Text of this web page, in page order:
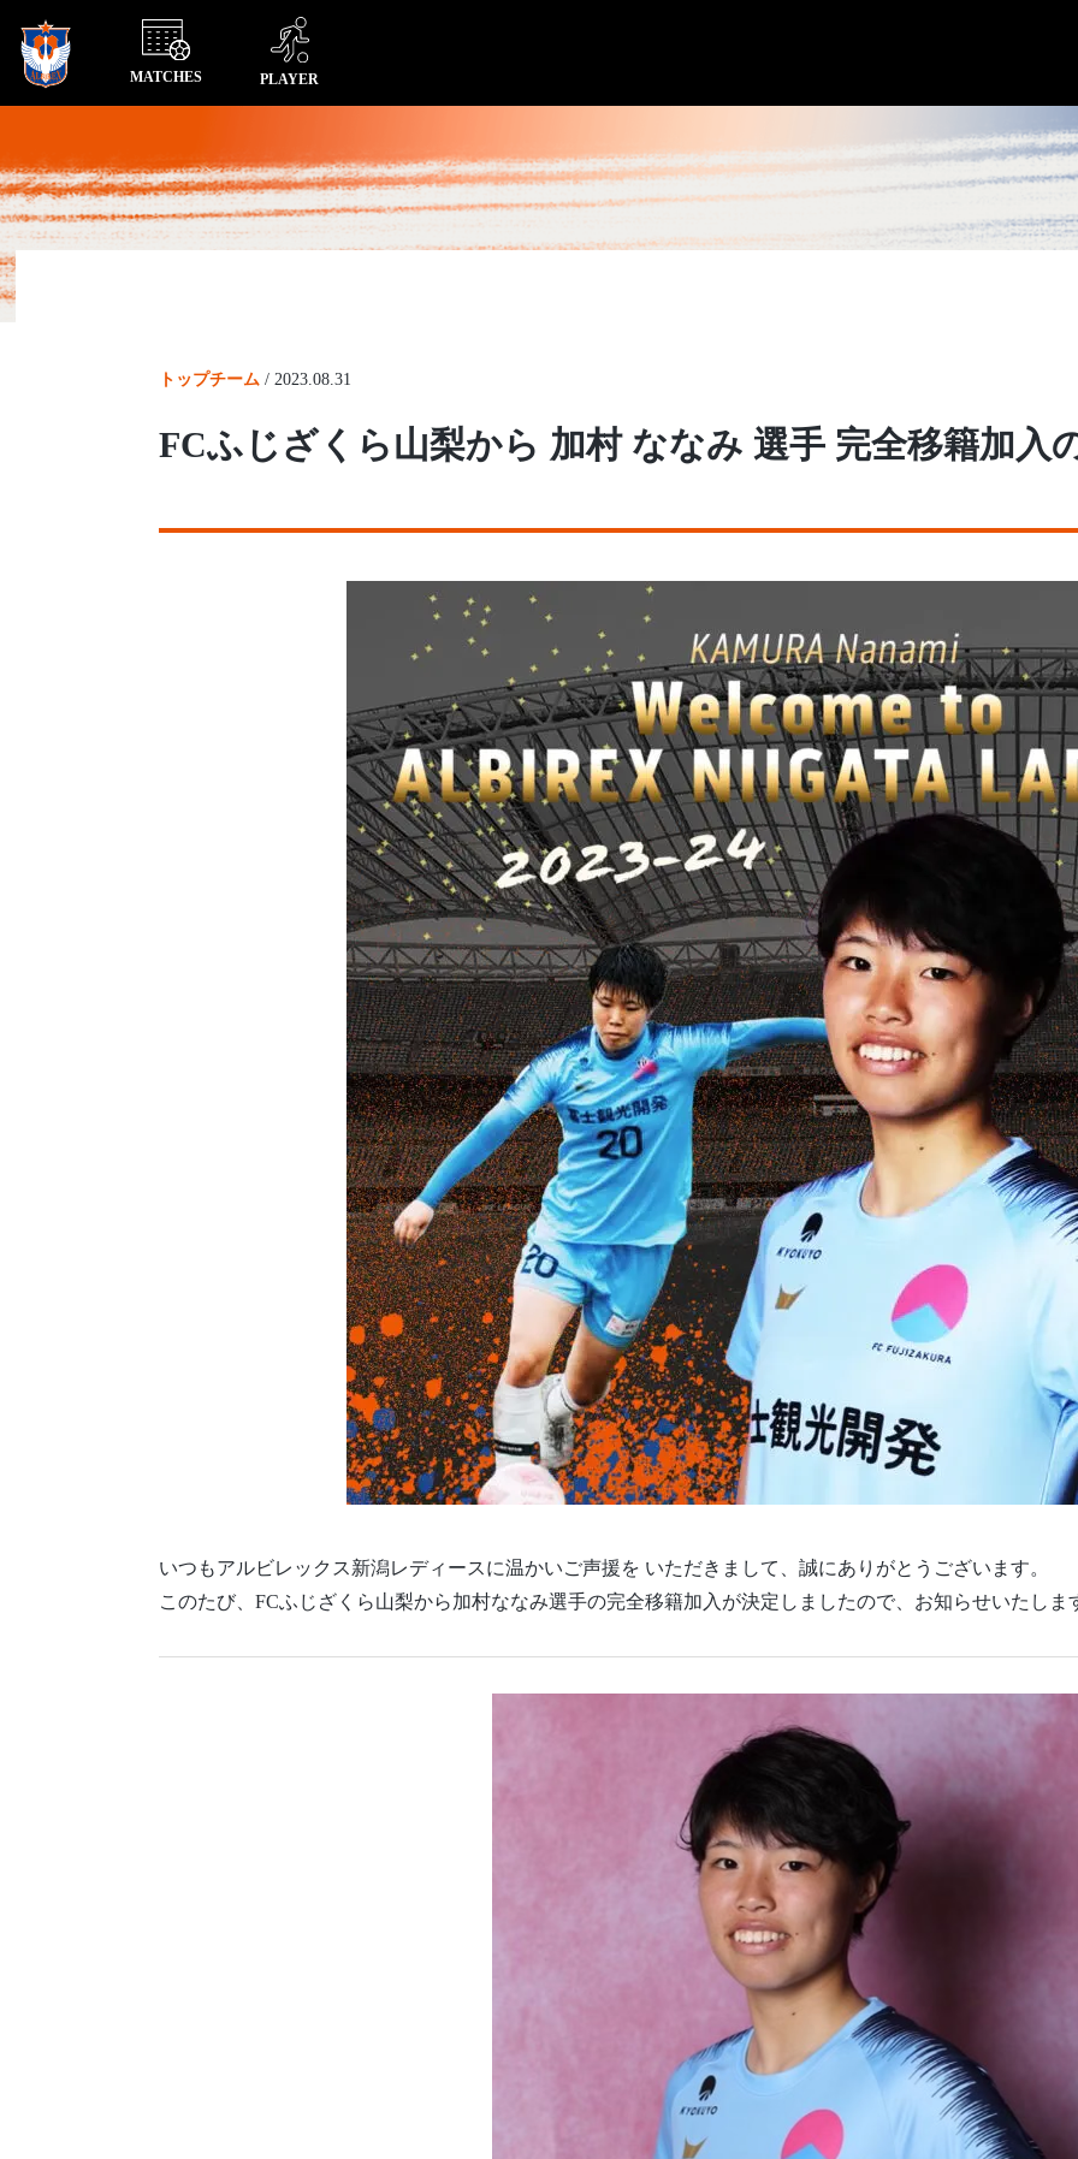
MATCHES PLAYER
トップチーム / 2023.08.31
FCふじざくら山梨から 加村 ななみ 選手 完全移籍加入
いつもアルビレックス新潟レディースに温かいご声援を いただきまして、誠にありがとうございます。
このたび、FCふじざくら山梨から加村ななみ選手の完全移籍加入が決定しましたので、お知らせいたしま